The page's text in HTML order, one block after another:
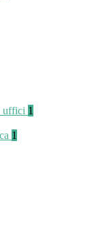
uffici 1
1